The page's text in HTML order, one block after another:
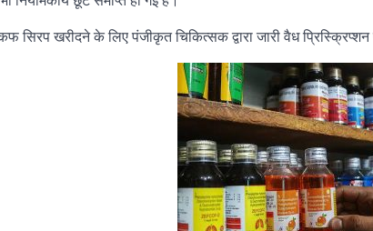
सिरप खरीदने के लिए पंजीकृत चिकित्सक द्वारा जारी वैध